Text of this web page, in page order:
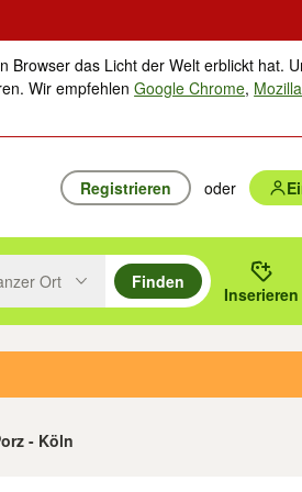
das Licht der Welt erblickt hat.
Wir empfehlenGoogle Chrome,
Registrieren oder
oben/unten durchsuchen und mit
drücken um zu suchen, oder
Ort
Finden
Inserieren
- Köln